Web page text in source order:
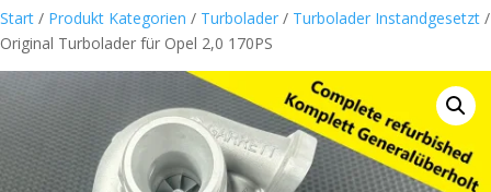
Start / Produkt Kategorien / Turbolader / Turbolader Instandgesetzt /
Original Turbolader für Opel 2,0 170PS